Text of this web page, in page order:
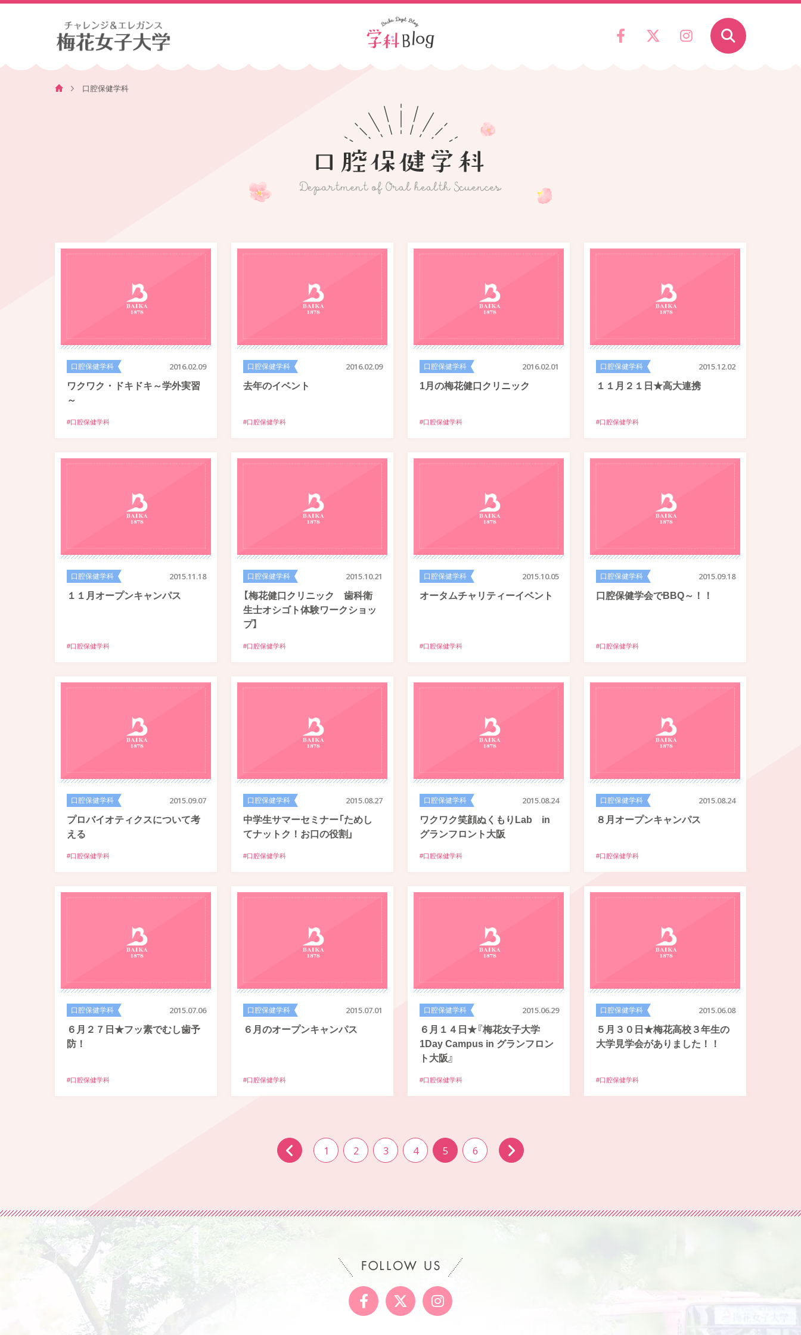
口腔保健学科
口腔保健学科 2016.02.09
ワクワク・ドキドキ～学外実習
～
#口腔保健学科
口腔保健学科 2016.02.09
去年のイベント
#口腔保健学科
口腔保健学科 2016.02.01
1月の梅花健口クリニック
#口腔保健学科
口腔保健学科 2015.12.02
１１月２１日★高大連携
#口腔保健学科
口腔保健学科 2015.11.18
１１月オープンキャンパス
#口腔保健学科
口腔保健学科 2015.10.21
【梅花健口クリニック 歯科衛
生士オシゴト体験ワークショッ
プ】
#口腔保健学科
口腔保健学科 2015.10.05
オータムチャリティーイベント
#口腔保健学科
口腔保健学科 2015.09.18
口腔保健学会でBBQ～！！
#口腔保健学科
口腔保健学科 2015.09.07
プロバイオティクスについて考
える
#口腔保健学科
口腔保健学科 2015.08.27
中学生サマーセミナー「ためし
てナットク！お口の役割」
#口腔保健学科
口腔保健学科 2015.08.24
ワクワク笑顔ぬくもりLab in
グランフロント大阪
#口腔保健学科
口腔保健学科 2015.08.24
８月オープンキャンパス
#口腔保健学科
口腔保健学科 2015.07.06
６月２７日★フッ素でむし歯予
防！
#口腔保健学科
口腔保健学科 2015.07.01
６月のオープンキャンパス
#口腔保健学科
口腔保健学科 2015.06.29
６月１４日★『梅花女子大学
1Day Campus in グランフロン
ト大阪』
#口腔保健学科
口腔保健学科 2015.06.08
５月３０日★梅花高校３年生の
大学見学会がありました！！
#口腔保健学科
1 2 3 4 5 6